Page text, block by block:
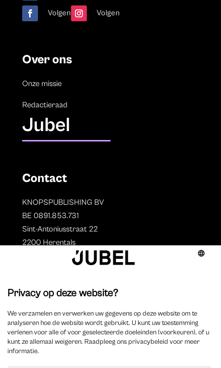
Volgen Volgen
Over ons
Onze missie
Redactieraad
Jubel
Contact
KNOPSPUBLISHING BV
BE 0891.853.731
Sint-Antoniusstraat 22
2200 Herentals
Auteurs
Overzicht auteurs
Auteur worden?